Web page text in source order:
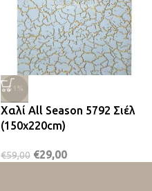
-51%
Χαλί All Season 5792 Σιέλ
(150x220cm)
€59,00 €29,00